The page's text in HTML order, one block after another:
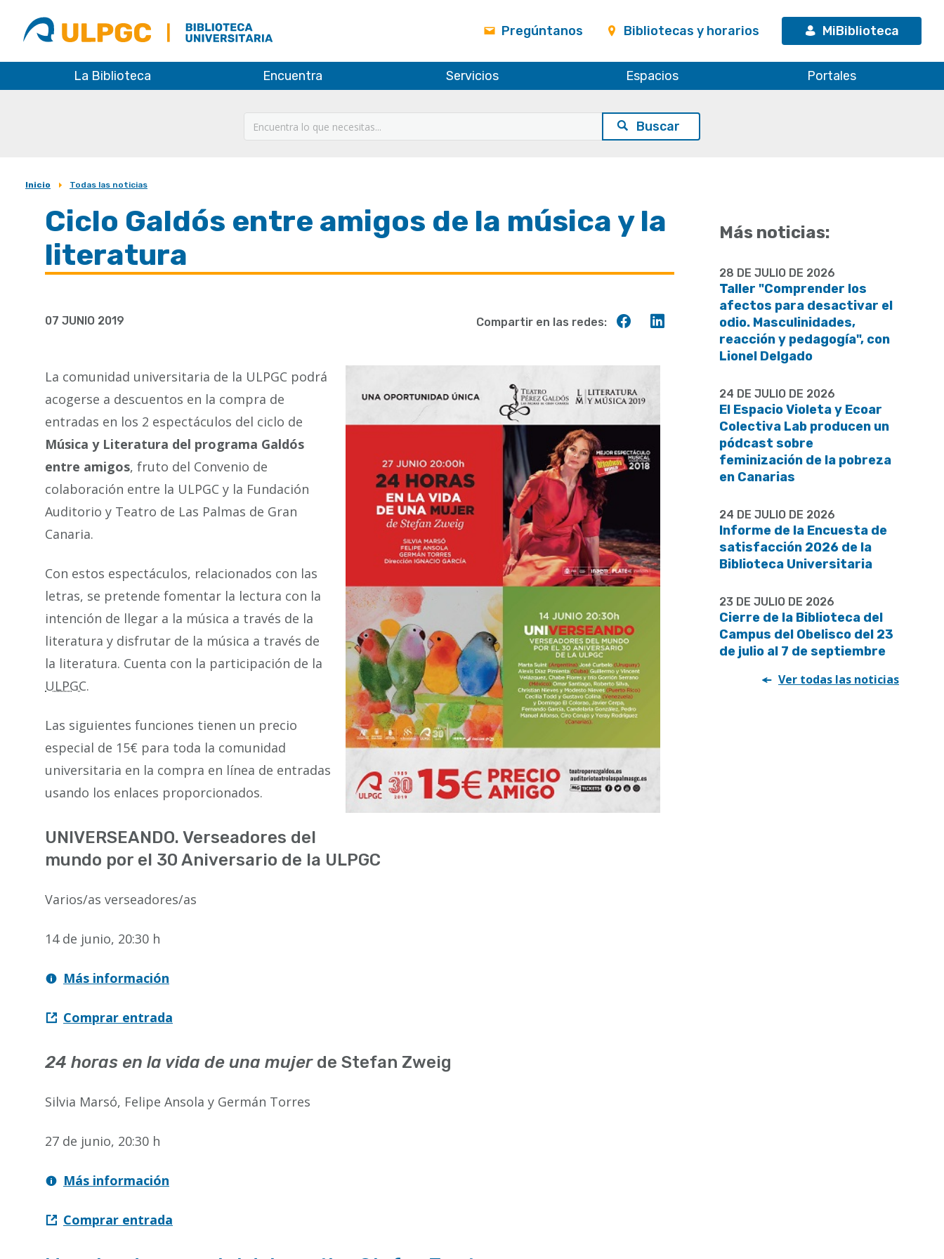
ULPGC
Biblioteca
ULPGC
Pregúntanos Bibliotecas y horarios MiBiblioteca
La Biblioteca Encuentra Servicios Espacios Portales
Sobrescribir
enlaces
ayuda
Inicio Todas las noticias
Ciclo Galdós entre amigos de la música y la
literatura
07 JUNIO 2019
Compartir
Compartir
Compartir en las redes:
La comunidad universitaria de la ULPGC podrá
acogerse a descuentos en la compra de
entradas en los 2 espectáculos del ciclo de
Música y Literatura del programa Galdós
entre amigos, fruto del Convenio de
colaboración entre la ULPGC y la Fundación
Auditorio y Teatro de Las Palmas de Gran
Canaria.
Con estos espectáculos, relacionados con las
letras, se pretende fomentar la lectura con la
intención de llegar a la música a través de la
literatura y disfrutar de la música a través de
la literatura. Cuenta con la participación de la
ULPGC.
Las siguientes funciones tienen un precio
especial de 15€ para toda la comunidad
universitaria en la compra en línea de entradas
usando los enlaces proporcionados.
UNIVERSEANDO. Verseadores del
mundo por el 30 Aniversario de la ULPGC
Varios/as verseadores/as
14 de junio, 20:30 h
Más información
Comprar entrada
24 horas en la vida de una mujer de Stefan Zweig
Silvia Marsó, Felipe Ansola y Germán Torres
27 de junio, 20:30 h
Más información
Comprar entrada
Más noticias:
28 DE JULIO DE 2026
Taller "Comprender los
afectos para desactivar el
odio. Masculinidades,
reacción y pedagogía", con
Lionel Delgado
24 DE JULIO DE 2026
El Espacio Violeta y Ecoar
Colectiva Lab producen un
pódcast sobre
feminización de la pobreza
en Canarias
24 DE JULIO DE 2026
Informe de la Encuesta de
satisfacción 2026 de la
Biblioteca Universitaria
23 DE JULIO DE 2026
Cierre de la Biblioteca del
Campus del Obelisco del 23
de julio al 7 de septiembre
Ver todas las noticias